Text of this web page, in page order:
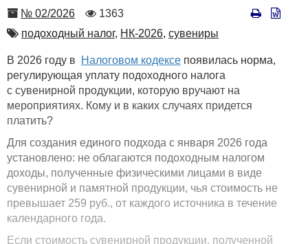
Номер
№ 02/2026
Количество
просмотров
1363
Автор
подоходный налог, НК-2026, сувениры
В 2026 году в Налоговом кодексе появилась норма,
регулирующая уплату подоходного налога
с сувенирной продукции, которую вручают на
мероприятиях. Кому и в каких случаях придется
платить?
Для создания единого подхода с января 2026 года
установлено: не облагаются подоходным налогом
доходы, полученные физическими лицами в виде
сувенирной и памятной продукции, чья стоимость не
превышает 259 руб., от каждого источника в течение
календарного года.
Если стоимость сувенирной продукции, полученной